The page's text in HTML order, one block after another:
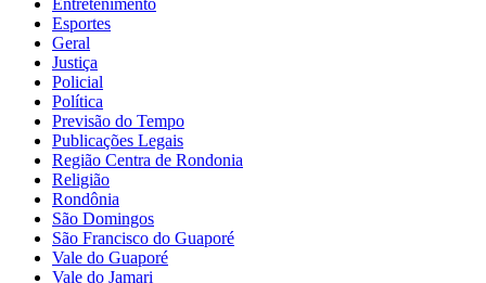
Esportes
Geral
Justiça
Policial
Política
Previsão do Tempo
Publicações Legais
Região Centra de Rondonia
Religião
Rondônia
São Domingos
São Francisco do Guaporé
Vale do Guaporé
Vale do Jamari